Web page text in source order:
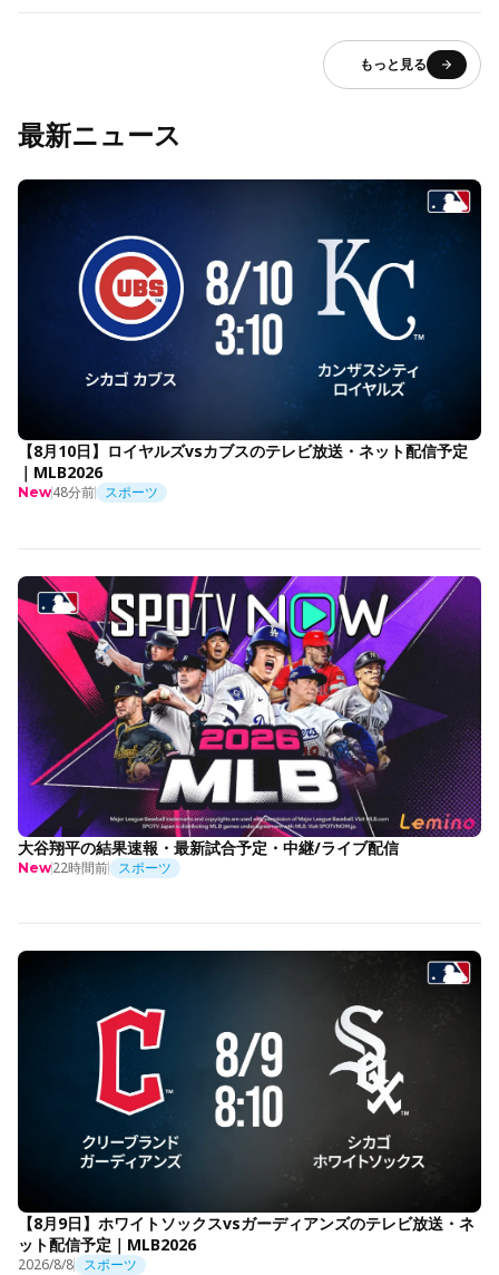
もっと見る
最新ニュース
【8月10日】ロイヤルズvsカブスのテレビ放送・ネット配信予定
｜MLB2026
New48分前 スポーツ
大谷翔平の結果速報・最新試合予定・中継/ライブ配信
New22時間前 スポーツ
【8月9日】ホワイトソックスvsガーディアンズのテレビ放送・ネ
ット配信予定｜MLB2026
2026/8/8 スポーツ